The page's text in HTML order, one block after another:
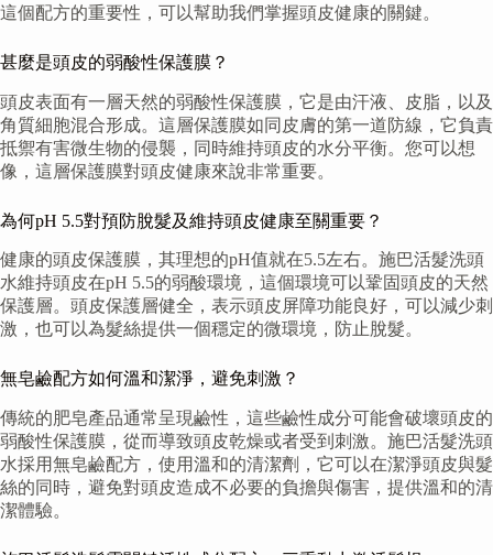
這個配方的重要性，可以幫助我們掌握頭皮健康的關鍵。
甚麼是頭皮的弱酸性保護膜？
頭皮表面有一層天然的弱酸性保護膜，它是由汗液、皮脂，以及
角質細胞混合形成。這層保護膜如同皮膚的第一道防線，它負責
抵禦有害微生物的侵襲，同時維持頭皮的水分平衡。您可以想
像，這層保護膜對頭皮健康來說非常重要。
為何pH 5.5對預防脫髮及維持頭皮健康至關重要？
健康的頭皮保護膜，其理想的pH值就在5.5左右。施巴活髮洗頭
水維持頭皮在pH 5.5的弱酸環境，這個環境可以鞏固頭皮的天然
保護層。頭皮保護層健全，表示頭皮屏障功能良好，可以減少刺
激，也可以為髮絲提供一個穩定的微環境，防止脫髮。
無皂鹼配方如何溫和潔淨，避免刺激？
傳統的肥皂產品通常呈現鹼性，這些鹼性成分可能會破壞頭皮的
弱酸性保護膜，從而導致頭皮乾燥或者受到刺激。施巴活髮洗頭
水採用無皂鹼配方，使用溫和的清潔劑，它可以在潔淨頭皮與髮
絲的同時，避免對頭皮造成不必要的負擔與傷害，提供溫和的清
潔體驗。